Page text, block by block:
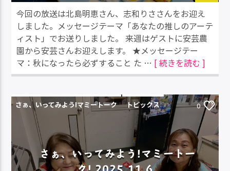
今回の放送は北島明恵さん、志和りささんをお迎え
しました。メッセージテーマ「あなたの推しのアーテ
ィスト」でお送りしました。 来週はゲストに安芸農
園から安芸さんお迎えします。 ★メッセージテー
マ：秋になったら必ずすること た … [ 続きを読む ]
さぁ、いってみよう!マミートーク トピックス 0
さぁ、いってみよう!マミートー